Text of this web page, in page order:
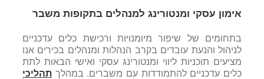
אימון עסקי ומנטורינג למנהלים בתקופות משבר
בתחומים של שיפור מיומנויות ורכישת כלים עדכניים
לניהול והנעת עובדים בקרב הנהלות ומנהלים בכירים אנו
מציעים תוכניות ליווי ומנטורינג עסקי ואישי הבאות לתת
כלים עדכניים להתמודדות עם משברים. במהלך תהליכי